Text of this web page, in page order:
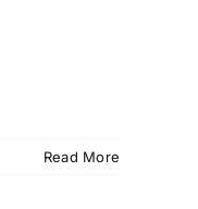
Read More